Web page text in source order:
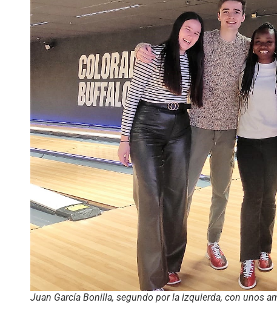
Juan García Bonilla, segundo por la izquierda, con unos